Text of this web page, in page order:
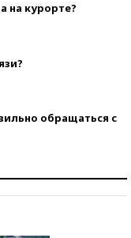
на курорте?
обращаться с